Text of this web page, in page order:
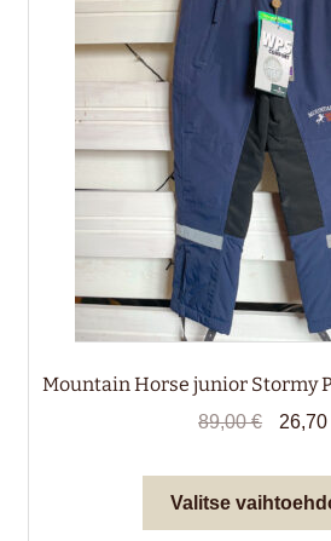
Mountain Horse junior Stormy
89,00€
oli:
89,00
26,70
Valitse